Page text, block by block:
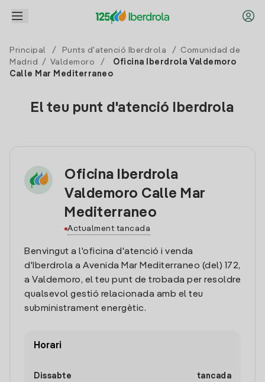
Principal / Punts d'atenció Iberdrola /
Comunidad de
Madrid
/ Valdemoro /
Oficina Iberdrola Valdemoro
Calle Mar Mediterraneo
El teu punt d'atenció Iberdrola
Oficina Iberdrola
Valdemoro Calle Mar
Mediterraneo
Actualment tancada
Benvingut a l'oficina d'atenció i venda
d'Iberdrola a Avenida Mar Mediterraneo (del) 172,
a Valdemoro, el teu punt de trobada per resoldre
qualsevol gestió relacionada amb el teu
subministrament energètic.
Horari
Dissabte
tancada